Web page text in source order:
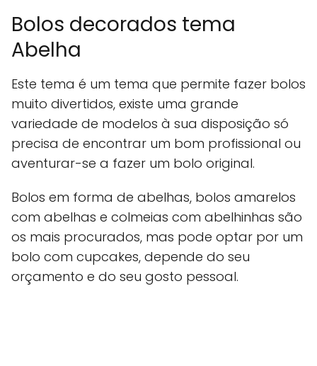
Bolos decorados tema
Abelha
Este tema é um tema que permite fazer bolos
muito divertidos, existe uma grande
variedade de modelos à sua disposição só
precisa de encontrar um bom profissional ou
aventurar-se a fazer um bolo original.
Bolos em forma de abelhas, bolos amarelos
com abelhas e colmeias com abelhinhas são
os mais procurados, mas pode optar por um
bolo com cupcakes, depende do seu
orçamento e do seu gosto pessoal.